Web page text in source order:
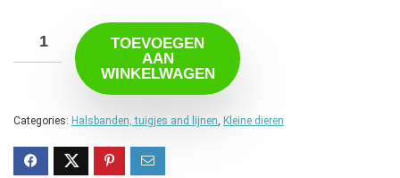
TOEVOEGEN
AAN
WINKELWAGEN
Categories: Halsbanden, tuigjes and lijnen Kleine dieren